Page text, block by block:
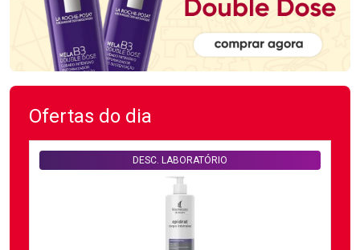
Ofertas do dia
DESC. LABORATÓRIO